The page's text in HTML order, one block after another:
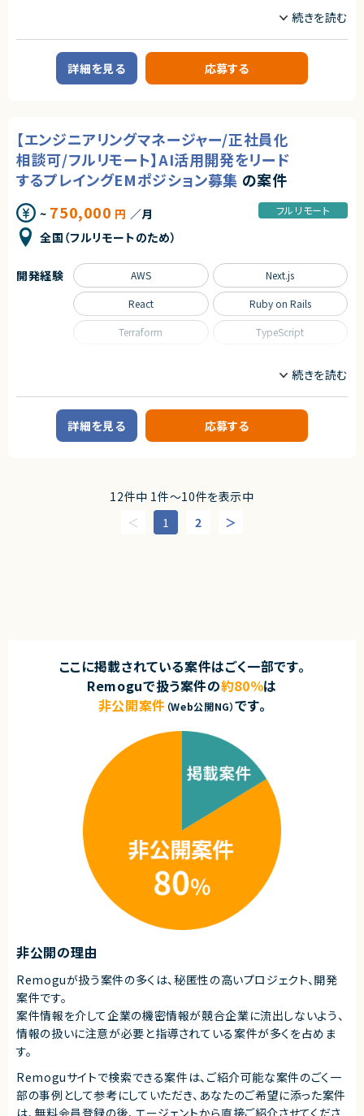
■尚可スキル
・Perl、PHP、Ruby、Pythonの経験
（Rubyの経験者を優先します）
・金融経験
契約元
株式会社LASSIC
エージェントから
◎長期（数年単位）参画が可能な安定案件です！
◎週4リモートで柔軟な働き方が可能です！
◎残業ほぼなしでワークライフバランス◎
ばせます！
FinTechプロダクトにおける要件定義担当（PM／ディレクションポジション）
を募集します。
ビジネス要求をもとにPdMチームと連携しながら、要件整理・仕様策定をリ
ードいただきます。リモート前提での稼働を想定しています。
・FigJamを用いたワイヤーフレーム／画面遷移図の作成
・エンジニア／デザイナーとの仕様調整およびQ&A対応
・開発タスクの進行管理およびスケジュール調整
・ステークホルダーとの定例MTG、課題整理・解決推進
求めるスキル
■必須スキル
・FinTechプロダクトの要件定義ができる方
・ユーザーストーリーおよび要件記述
・ワイヤーフレーム作成（FigJam）
・開発者やデザイナーとのQ&A、論点整理
・開発進捗管理
契約元
株式会社LASSIC
エージェントから
◎フルリモート環境のため、柔軟な働き方が可能です！
◎要件定義から進行管理まで一貫して関われる裁量のある業務です！
詳細を見る 応募する
【エンジニアリングマネージャー/正社員化
相談可/フルリモート】AI活用開発をリード
するプレイングEMポジション募集 の案件
~ 750,000 円 ／月
全国（フルリモートのため）
フルリモート
プロジェクトリーダー
サーバーサイドエンジニア
■企業概要
・自社サービスとクライアントワークを通じた開発を展開
・AIツールを活用した開発スタイルを標準化
■担当工程
・要件定義〜運用保守まで一気通貫
・Webアプリケーション開発の実務経験（設計〜実装〜運用まで一通り、言
・3名以上の開発チームのリード・マネジメント経験（育成・目標設定・評価へ
・アーキテクチャ設計・技術選定（ミドルウェア・SaaS含む）に意思決定者と
して関与した経験
・ビジネスサイド（PdM・営業・CS等）と合意形成しながらプロダクト開発を
・ビジネスレベルの日本語コミュニケーション（目安：日本語メインでの実務
・TypeScript / React / Next.js での開発経験（当社メイン技術スタック）
・Ruby on Rails 等でのバックエンド開発経験（既存プロダクトの改善に活
かせます）
・AWSインフラ設計・運用経験（ECS / Terraform / Docker）
・Claude Code・GitHub Copilot等AIツールを活用した開発経験（組織へ
の展開経験は特に歓迎）
・新規事業・新プロダクトの0→1立ち上げ経験
・採用活動への関与経験（スカウト・面接・採用基準の設計等）
・育成制度づくり（オンボーディング、ラダー設計、勉強会運営など）に関与し
・OSSコミュニティへの貢献や技術イベント登壇経験
開発経験 AWS Next.js
React Ruby on Rails
Terraform TypeScript
契約形態
詳細を見る 応募する
12件中 1件〜10件を表示中
1
2
ここに掲載されている案件はごく一部です。
Remoguで扱う案件の約80％は
非公開案件 （Web公開NG）です。
非公開の理由
Remoguが扱う案件の多くは、秘匿性の高いプロジェクト、開発
案件です。
案件情報を介して企業の機密情報が競合企業に流出しないよう、
情報の扱いに注意が必要と指導されている案件が多くを占めま
す。
Remoguサイトで検索できる案件は、ご紹介可能な案件のごく一
部の事例として参考にしていただき、 あなたのご希望に添った案件
は、無料会員登録の後、エージェントから直接ご紹介させてくださ